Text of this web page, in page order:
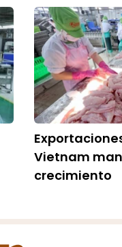
Vietnam
crecimiento